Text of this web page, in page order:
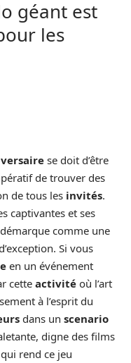
géant est
les
se doit d’être
de trouver des
de tous les invités.
captivantes et ses
comme une
Si vous
en un événement
cette activité où l’art
à l’esprit du
dans un scenario
digne des films
rend ce jeu